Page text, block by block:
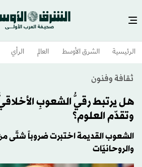
الرئيسية الشرق الأوسط​ العالم الرأي
ثقافة وفنون
هل يرتبط رقيُّ الشعوبِ
وتقدّم العلوم؟
الشعوب القديمة اختبرت ضروباً شتّى
والروحانيّات